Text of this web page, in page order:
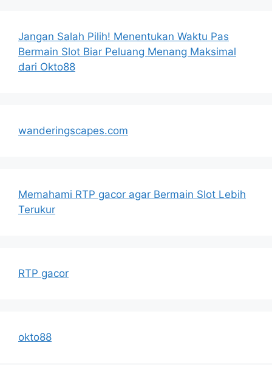
Jangan Salah Pilih! Menentukan Waktu Pas
Bermain Slot Biar Peluang Menang Maksimal
dari Okto88
wanderingscapes.com
Memahami RTP gacor agar Bermain Slot Lebih
Terukur
RTP gacor
okto88